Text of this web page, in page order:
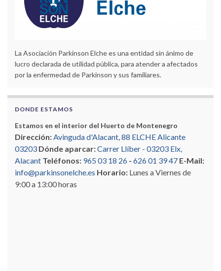
La Asociación Parkinson Elche es una entidad sin ánimo de
lucro declarada de utilidad pública, para atender a afectados
por la enfermedad de Parkinson y sus familiares.
DONDE ESTAMOS
Estamos en el interior del Huerto de Montenegro
Dirección:Avinguda d'Alacant, 88 ELCHE Alicante
03203 Dónde aparcar:Carrer Llíber - 03203 Elx,
Alacant Teléfonos: 965 03 18 26 - 626 01 39 47 E-Mail:
info@parkinsonelche.es Horario: Lunes a Viernes de
9:00 a 13:00 horas